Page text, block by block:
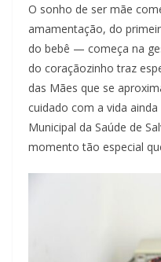
O sonho de ser mãe
amamentação, do
do bebê — começa na
do coraçãozinho traz
das Mães que se
cuidado com a vida
Municipal da Saúde de
momento tão especial